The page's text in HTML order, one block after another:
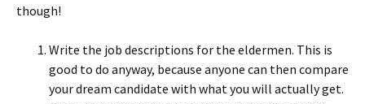
though!
Write the job descriptions for the eldermen. This is
good to do anyway, because anyone can then compare
your dream candidate with what you will actually get.